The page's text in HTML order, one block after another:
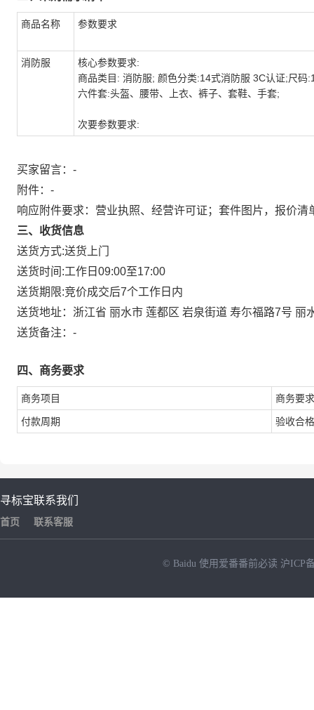
商品名称 参数要求
消防服
核心参数要求:
商品类目: 消防服; 颜色分类:14式消防服 3C认证;尺码
六件套:头盔、腰带、上衣、裤子、套鞋、手套;
次要参数要求:
买家留言：-
附件： -
响应附件要求：营业执照、经营许可证；套件图片，报价清
三、收货信息
送货方式:送货上门
送货时间:工作日09:00至17:00
送货期限:竞价成交后7个工作日内
送货地址： 浙江省 丽水市 莲都区 岩泉街道 寿尓福路7号
送货备注： -
四、商务要求
商务项目 商务要求
付款周期 验收合
寻标宝
首页
联系我们
联系客服
© Baidu 使用爱番番前必读 沪ICP